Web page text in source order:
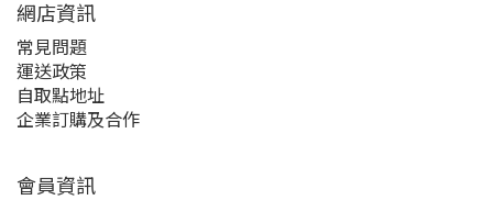
網店資訊
常見問題
運送政策
自取點地址
企業訂購及合作
會員資訊